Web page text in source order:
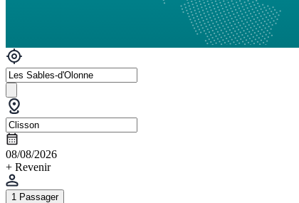
08/08/2026
+ Revenir
1 Passager